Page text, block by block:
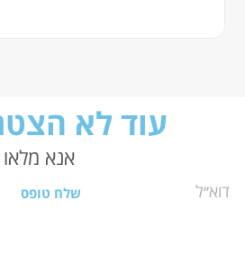
עוד לא
אנא
שלח טופס